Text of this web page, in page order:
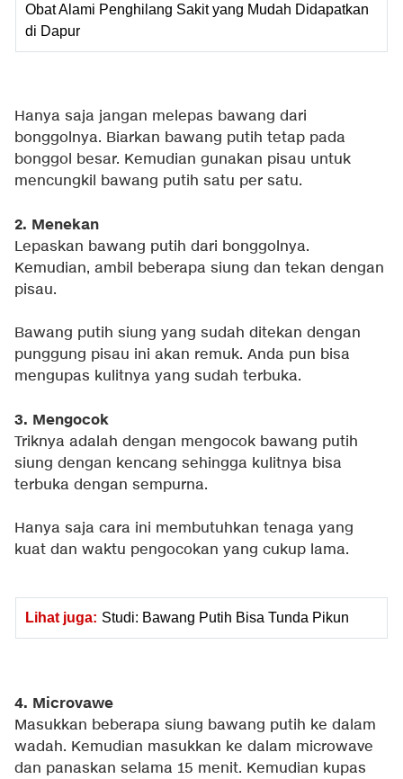
Obat Alami Penghilang Sakit yang Mudah Didapatkan
di Dapur
Hanya saja jangan melepas bawang dari
bonggolnya. Biarkan bawang putih tetap pada
bonggol besar. Kemudian gunakan pisau untuk
mencungkil bawang putih satu per satu.
2. Menekan
Lepaskan bawang putih dari bonggolnya.
Kemudian, ambil beberapa siung dan tekan dengan
pisau.
Bawang putih siung yang sudah ditekan dengan
punggung pisau ini akan remuk. Anda pun bisa
mengupas kulitnya yang sudah terbuka.
3. Mengocok
Triknya adalah dengan mengocok bawang putih
siung dengan kencang sehingga kulitnya bisa
terbuka dengan sempurna.
Hanya saja cara ini membutuhkan tenaga yang
kuat dan waktu pengocokan yang cukup lama.
Lihat juga: Studi: Bawang Putih Bisa Tunda Pikun
4. Microvawe
Masukkan beberapa siung bawang putih ke dalam
wadah. Kemudian masukkan ke dalam microwave
dan panaskan selama 15 menit. Kemudian kupas